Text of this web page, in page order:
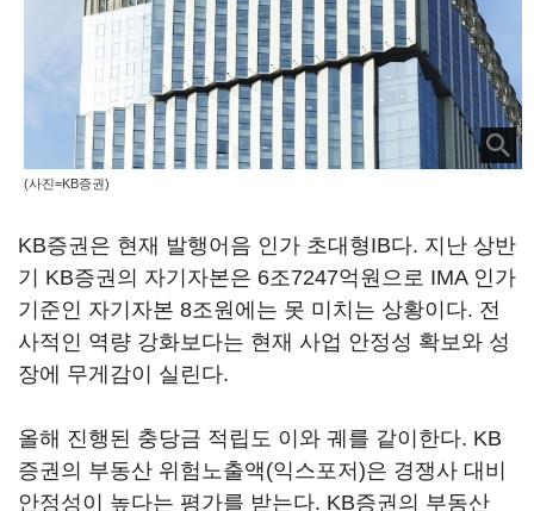
(사진=KB증권)
KB증권은 현재 발행어음 인가 초대형IB다. 지난 상반
기 KB증권의 자기자본은 6조7247억원으로 IMA 인가
기준인 자기자본 8조원에는 못 미치는 상황이다. 전
사적인 역량 강화보다는 현재 사업 안정성 확보와 성
장에 무게감이 실린다.
올해 진행된 충당금 적립도 이와 궤를 같이한다. KB
증권의 부동산 위험노출액(익스포저)은 경쟁사 대비
안정성이 높다는 평가를 받는다. KB증권의 부동산